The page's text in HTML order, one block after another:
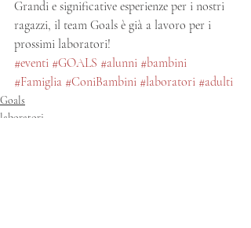
Grandi e significative esperienze per i nostri
ragazzi, il team Goals è già a lavoro per i
prossimi laboratori!
#eventi #GOALS #alunni #bambini
#Famiglia #ConiBambini #laboratori #adulti
Goals
laboratori